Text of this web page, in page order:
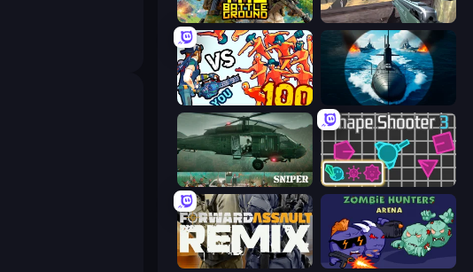
The Battleground Sniper Mission
Horde Killer: You vs 100 Ships Battlefield 3D
SNIPER Shape Shooter 3
Forward Assault Remix Zombie Hunters Online